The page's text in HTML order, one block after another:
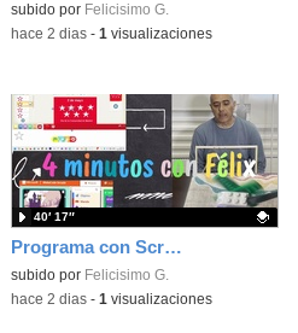
Contenido educativo.
subido por Felicisimo G.
-hace 2 dias- 1 visualizaciones
Programa con Scratch juegos con los partidos del mundial 2026 ganados por España
Contenido educativo.
subido por Felicisimo G.
40′ 17″
-hace 2 dias- 1 visualizaciones